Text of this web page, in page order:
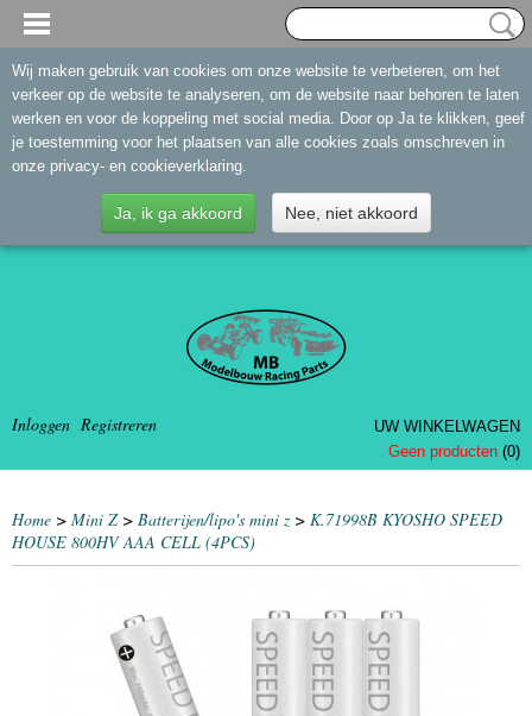
Inloggen Registreren
UW WINKELWAGEN
Geen producten (0)
Home > Mini Z> Batterijen/lipo's mini z> K.71998B KYOSHO SPEED
HOUSE 800HV AAA CELL (4PCS)
Wij maken gebruik van cookies om onze website te verbeteren, om het
verkeer op de website te analyseren, om de website naar behoren te laten
werken en voor de koppeling met social media. Door op Ja te klikken, geef
je toestemming voor het plaatsen van alle cookies zoals omschreven in
onze privacy- en cookieverklaring.
Ja, ik ga akkoord Nee, niet akkoord